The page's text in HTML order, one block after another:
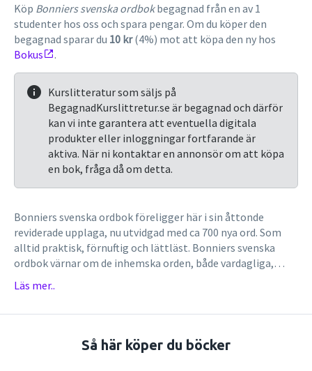
Köp Bonniers svenska ordbokbegagnad från en av 1
studenter hos oss och spara pengar. Om du köper den
begagnad sparar du 10 kr(4%) mot att köpa den ny hos
Bokus
.
Kurslitteratur som säljs på
BegagnadKurslittretur.se är begagnad och därför
kan vi inte garantera att eventuella digitala
produkter eller inloggningar fortfarande är
aktiva. När ni kontaktar en annonsör om att köpa
en bok, fråga då om detta.
Bonniers svenska ordbok föreligger här i sin åttonde
reviderade upplaga, nu utvidgad med ca 700 nya ord. Som
alltid praktisk, förnuftig och lättläst. Bonniers svenska
ordbok värnar om de inhemska orden, både vardagliga,
högtidliga och ålderdomliga. Samtidigt är den öppen för
alla nya och främmande ord som bidrar till att berika vårt
trångmål, ämlig med ord som affärsängel, betonghäck,
blåtand, bonusbarn, elboja, hedersmord, jättepropp,
Läs mer..
Så här köper du böcker